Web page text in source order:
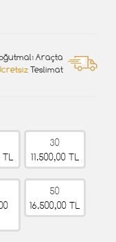
Araçta
Teslimat
30
11.500,00 TL
50
16.500,00 TL